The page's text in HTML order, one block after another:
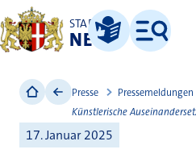
STADT
NEUSS
Leichte Sprache
Menü
Presse
Pressemeldungen
Künstlerische
17. Januar 2025